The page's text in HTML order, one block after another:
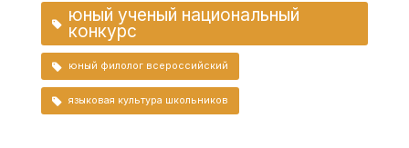
юный ученый национальный
конкурс
юный филолог всероссийский
языковая культура школьников